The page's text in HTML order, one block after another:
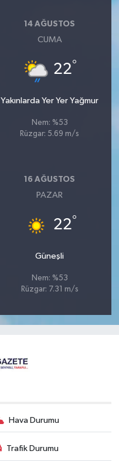
14 AĞUSTOS
CUMA
22°
Yakınlarda Yer Yer Yağmur
Nem: %53
Rüzgar: 5.69 m/s
16 AĞUSTOS
PAZAR
22°
Güneşli
Nem: %53
Rüzgar: 7.31 m/s
Hava Durumu
Trafik Durumu